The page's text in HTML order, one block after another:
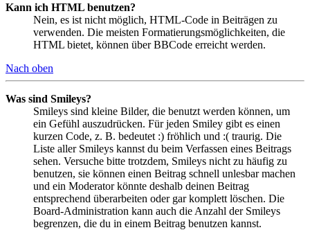
Kann ich HTML benutzen?
Nein, es ist nicht möglich, HTML-Code in Beiträgen zu
verwenden. Die meisten Formatierungsmöglichkeiten, die
HTML bietet, können über BBCode erreicht werden.
Nach oben
Was sind Smileys?
Smileys sind kleine Bilder, die benutzt werden können, um
ein Gefühl auszudrücken. Für jeden Smiley gibt es einen
kurzen Code, z. B. bedeutet :) fröhlich und :( traurig. Die
Liste aller Smileys kannst du beim Verfassen eines Beitrags
sehen. Versuche bitte trotzdem, Smileys nicht zu häufig zu
benutzen, sie können einen Beitrag schnell unlesbar machen
und ein Moderator könnte deshalb deinen Beitrag
entsprechend überarbeiten oder gar komplett löschen. Die
Board-Administration kann auch die Anzahl der Smileys
begrenzen, die du in einem Beitrag benutzen kannst.